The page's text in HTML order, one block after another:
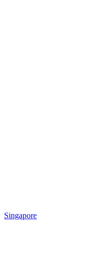
Singapore